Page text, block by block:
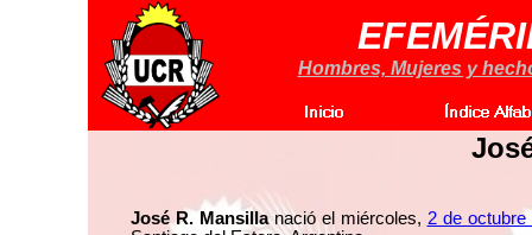
Hombres, Mujeres y
José R. Mansillanació el miércoles, 2 de octubre